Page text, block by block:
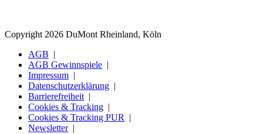
Copyright 2026 DuMont Rheinland, Köln
AGB
AGB Gewinnspiele
Impressum
Datenschutzerklärung
Barrierefreiheit
Cookies & Tracking
Cookies & Tracking PUR
Newsletter